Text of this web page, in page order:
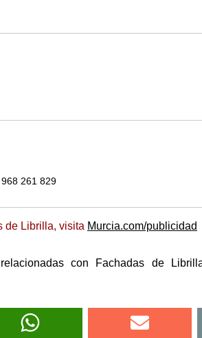
261 829
de Librilla, visita Murcia.com/publicidad
con Fachadas de